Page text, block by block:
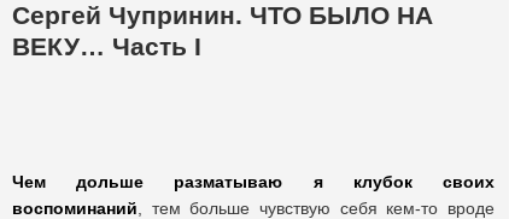
Cергей Чупринин. ЧТО БЫЛО НА
ВЕКУ… Часть I
Чем дольше разматываю я клубок своих
воспоминаний , тем больше чувствую себя кем-то вроде